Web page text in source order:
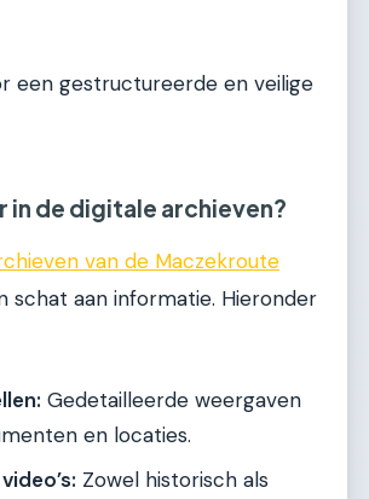
een gestructureerde en veilige
in de digitale archieven?
van de Maczekroute
schat aan informatie. Hieronder
Gedetailleerde weergaven
en locaties.
Zowel historisch als